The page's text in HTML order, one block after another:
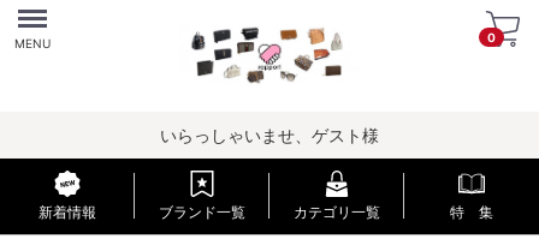
Menu
MENU 0
いらっしゃいませ、ゲスト様
新着情報 ブランド一覧 カテゴリ一覧 特 集